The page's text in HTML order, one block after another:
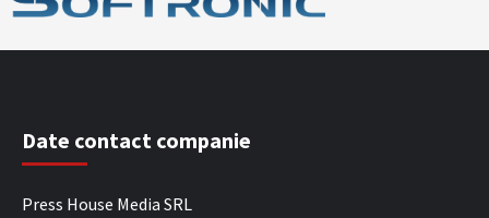
Date contact companie
Press House Media SRL